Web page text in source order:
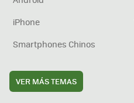
iPhone
Smartphones Chinos
VER MÁS TEMAS